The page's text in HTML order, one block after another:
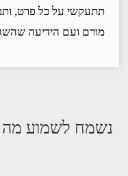
תתעקשי על כל פרט,
מורם ועם הידיעה
נשמח לשמוע